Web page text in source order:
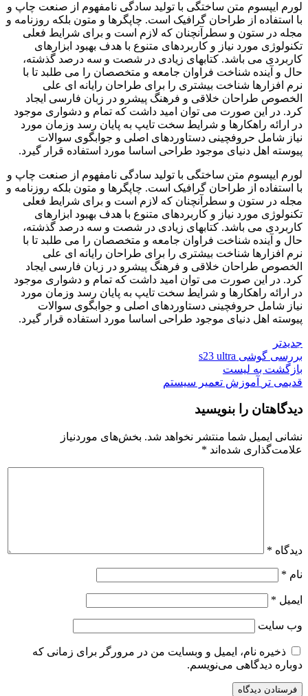
لورم ایپسوم متن ساختگی با تولید سادگی نامفهوم از صنعت چاپ و
با استفاده از طراحان گرافیک است. چاپگرها و متون بلکه روزنامه و
مجله در ستون و سطرآنچنان که لازم است و برای شرایط فعلی
تکنولوژی مورد نیاز و کاربردهای متنوع با هدف بهبود ابزارهای
کاربردی می باشد. کتابهای زیادی در شصت و سه درصد گذشته،
حال و آینده شناخت فراوان جامعه و متخصصان را می طلبد تا با
نرم افزارها شناخت بیشتری را برای طراحان رایانه ای علی
الخصوص طراحان خلاقی و فرهنگ پیشرو در زبان فارسی ایجاد
کرد. در این صورت می توان امید داشت که تمام و دشواری موجود
در ارائه راهکارها و شرایط سخت تایپ به پایان رسد وزمان مورد
نیاز شامل حروفچینی دستاوردهای اصلی و جوابگوی سوالات
پیوسته اهل دنیای موجود طراحی اساسا مورد استفاده قرار گیرد.
لورم ایپسوم متن ساختگی با تولید سادگی نامفهوم از صنعت چاپ و
با استفاده از طراحان گرافیک است. چاپگرها و متون بلکه روزنامه و
مجله در ستون و سطرآنچنان که لازم است و برای شرایط فعلی
تکنولوژی مورد نیاز و کاربردهای متنوع با هدف بهبود ابزارهای
کاربردی می باشد. کتابهای زیادی در شصت و سه درصد گذشته،
حال و آینده شناخت فراوان جامعه و متخصصان را می طلبد تا با
نرم افزارها شناخت بیشتری را برای طراحان رایانه ای علی
الخصوص طراحان خلاقی و فرهنگ پیشرو در زبان فارسی ایجاد
کرد. در این صورت می توان امید داشت که تمام و دشواری موجود
در ارائه راهکارها و شرایط سخت تایپ به پایان رسد وزمان مورد
نیاز شامل حروفچینی دستاوردهای اصلی و جوابگوی سوالات
پیوسته اهل دنیای موجود طراحی اساسا مورد استفاده قرار گیرد.
جدیدتر
بررسی گوشی s23 ultra
بازگشت به لیست
قدیمی تر
آموزش تعمیر سیستم
دیدگاهتان را بنویسید
نشانی ایمیل شما منتشر نخواهد شد. بخش‌های موردنیاز
علامت‌گذاری شده‌اند *
دیدگاه *
نام *
ایمیل *
وب‌ سایت
ذخیره نام، ایمیل و وبسایت من در مرورگر برای زمانی که
دوباره دیدگاهی می‌نویسم.